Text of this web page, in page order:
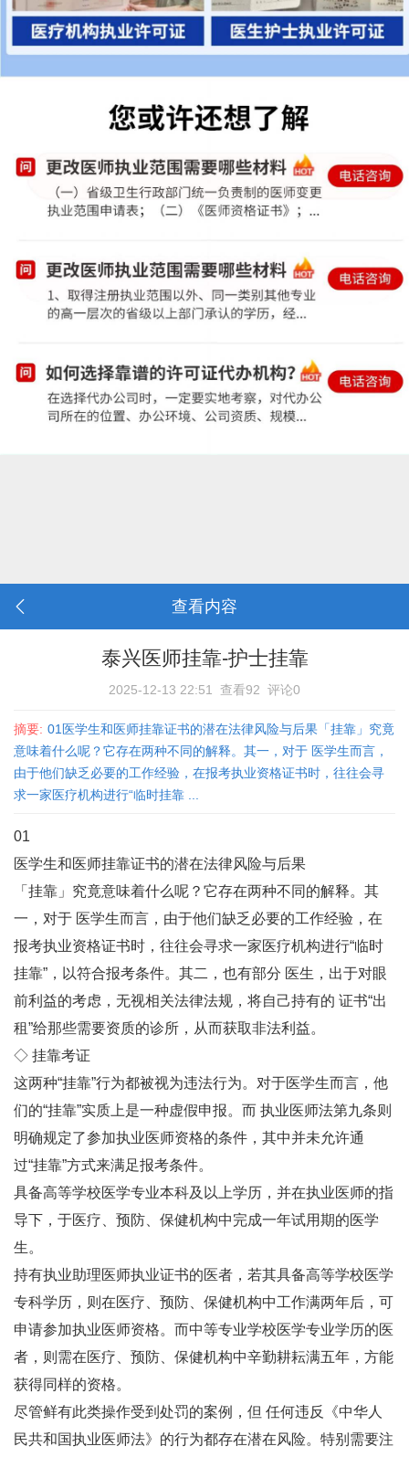
查看内容
泰兴医师挂靠-护士挂靠
2025-12-13 22:51 查看92 评论0
摘要: 01医学生和医师挂靠证书的潜在法律风险与后果「挂靠」究竟
意味着什么呢？它存在两种不同的解释。其一，对于 医学生而言，
由于他们缺乏必要的工作经验，在报考执业资格证书时，往往会寻
求一家医疗机构进行“临时挂靠 ...
01
医学生和医师挂靠证书的潜在法律风险与后果
「挂靠」究竟意味着什么呢？它存在两种不同的解释。其
一，对于 医学生而言，由于他们缺乏必要的工作经验，在
报考执业资格证书时，往往会寻求一家医疗机构进行“临时
挂靠”，以符合报考条件。其二，也有部分 医生，出于对眼
前利益的考虑，无视相关法律法规，将自己持有的 证书“出
租”给那些需要资质的诊所，从而获取非法利益。
◇ 挂靠考证
这两种“挂靠”行为都被视为违法行为。对于医学生而言，他
们的“挂靠”实质上是一种虚假申报。而 执业医师法第九条则
明确规定了参加执业医师资格的条件，其中并未允许通
过“挂靠”方式来满足报考条件。
具备高等学校医学专业本科及以上学历，并在执业医师的指
导下，于医疗、预防、保健机构中完成一年试用期的医学
生。
持有执业助理医师执业证书的医者，若其具备高等学校医学
专科学历，则在医疗、预防、保健机构中工作满两年后，可
申请参加执业医师资格。而中等专业学校医学专业学历的医
者，则需在医疗、预防、保健机构中辛勤耕耘满五年，方能
获得同样的资格。
尽管鲜有此类操作受到处罚的案例，但 任何违反《中华人
民共和国执业医师法》的行为都存在潜在风险。特别需要注